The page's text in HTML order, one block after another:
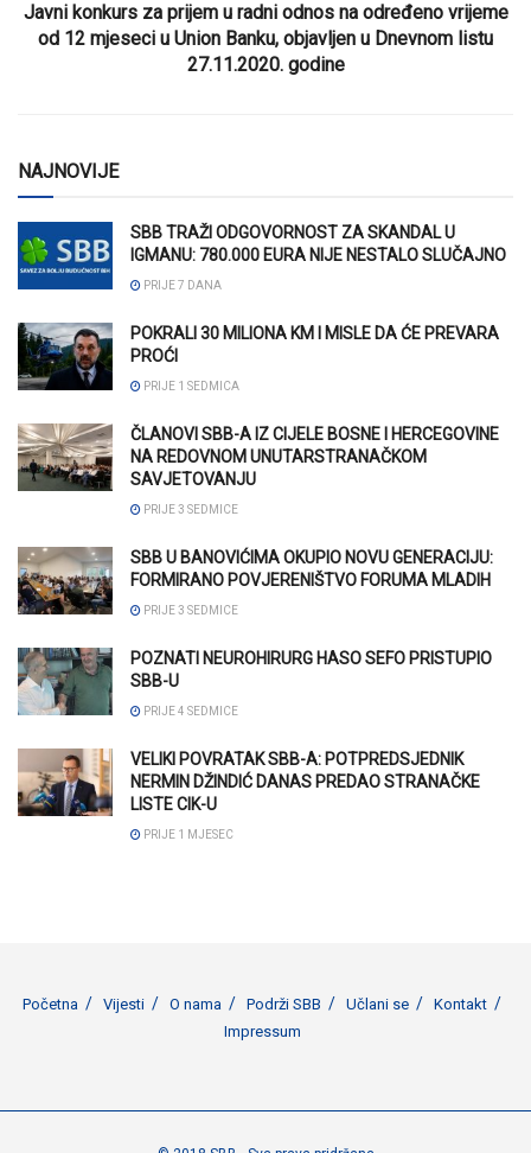
Javni konkurs za prijem u radni odnos na određeno vrijeme
od 12 mjeseci u Union Banku, objavljen u Dnevnom listu
27.11.2020. godine
NAJNOVIJE
SBB TRAŽI ODGOVORNOST ZA SKANDAL U
IGMANU: 780.000 EURA NIJE NESTALO SLUČAJNO
PRIJE 7 DANA
POKRALI 30 MILIONA KM I MISLE DA ĆE PREVARA
PROĆI
PRIJE 1 SEDMICA
ČLANOVI SBB-A IZ CIJELE BOSNE I HERCEGOVINE
NA REDOVNOM UNUTARSTRANAČKOM
SAVJETOVANJU
PRIJE 3 SEDMICE
SBB U BANOVIĆIMA OKUPIO NOVU GENERACIJU:
FORMIRANO POVJERENIŠTVO FORUMA MLADIH
PRIJE 3 SEDMICE
POZNATI NEUROHIRURG HASO SEFO PRISTUPIO
SBB-U
PRIJE 4 SEDMICE
VELIKI POVRATAK SBB-A: POTPREDSJEDNIK
NERMIN DŽINDIĆ DANAS PREDAO STRANAČKE
LISTE CIK-U
PRIJE 1 MJESEC
Početna Vijesti O nama Podrži SBB Učlani se
Kontakt
Impressum